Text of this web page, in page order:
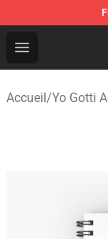
Open menu
Yo Gotti
Accueil/Yo Gotti